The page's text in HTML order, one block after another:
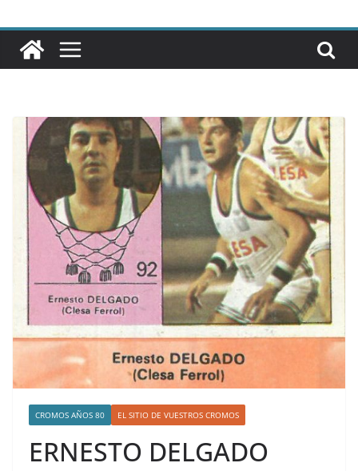
CROMOS AÑOS 80 EL SITIO DE VUESTROS CROMOS
ERNESTO DELGADO